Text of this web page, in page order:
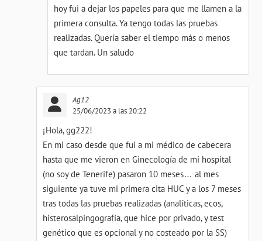
hoy fui a dejar los papeles para que me llamen a la
primera consulta. Ya tengo todas las pruebas
realizadas. Quería saber el tiempo más o menos
que tardan. Un saludo
Ag12
25/06/2023 a las 20:22
¡Hola, gg222!
En mi caso desde que fui a mi médico de cabecera
hasta que me vieron en Ginecología de mi hospital
(no soy de Tenerife) pasaron 10 meses… al mes
siguiente ya tuve mi primera cita HUC y a los 7 meses
tras todas las pruebas realizadas (analíticas, ecos,
histerosalpingografía, que hice por privado, y test
genético que es opcional y no costeado por la SS)